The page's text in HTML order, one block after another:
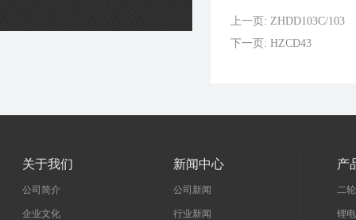
上一页: ZHDD103C/103
下一页: HZCD43
关于我们
公司简介
企业文化
新闻中心
公司新闻
行业新闻
产
二
锂